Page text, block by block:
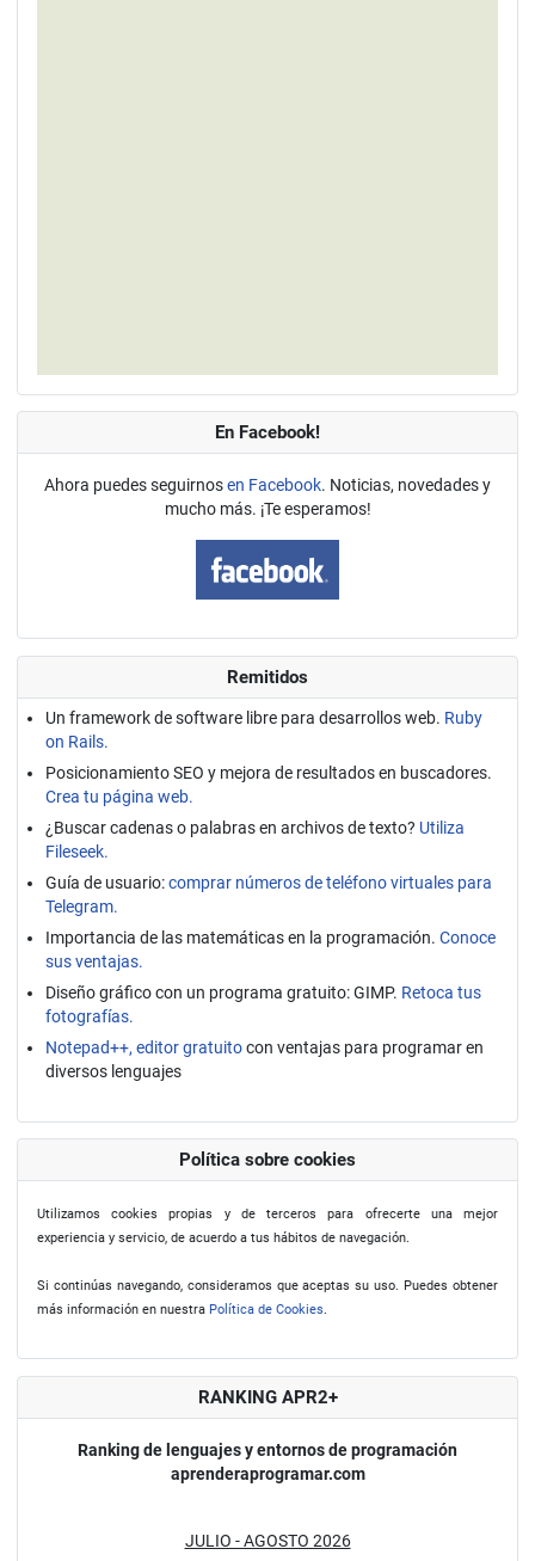
En Facebook!
Ahora puedes seguirnosen Facebook. Noticias, novedades y
mucho más. ¡Te esperamos!
Remitidos
Un framework de software libre para desarrollos web. Ruby
on Rails.
Posicionamiento SEO y mejora de resultados en buscadores.
Crea tu página web.
¿Buscar cadenas o palabras en archivos de texto? Utiliza
Fileseek.
Guía de usuario:comprar números de teléfono virtuales para
Telegram.
Importancia de las matemáticas en la programación. Conoce
sus ventajas.
Diseño gráfico con un programa gratuito: GIMP. Retoca tus
fotografías.
Notepad++, editor gratuitocon ventajas para programar en
diversos lenguajes
Política sobre cookies
Utilizamos cookies propias y de terceros para ofrecerte una mejor
experiencia y servicio, de acuerdo a tus hábitos de navegación.
Si continúas navegando, consideramos que aceptas su uso. Puedes obtener
más información en nuestra Política de Cookies.
RANKING APR2+
Ranking de lenguajes y entornos de programación
aprenderaprogramar.com
JULIO - AGOSTO 2026